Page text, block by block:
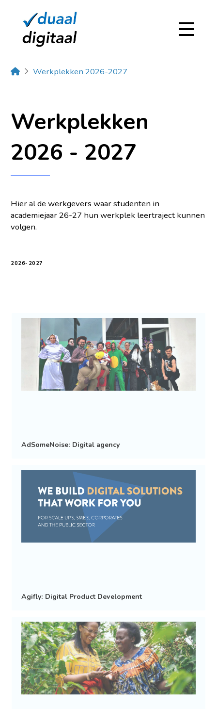
HomeWerkplekken 2026-2027
Werkplekken
2026 - 2027
Hier al de werkgevers waar studenten in
academiejaar 26-27 hun werkplek leertraject kunnen
volgen.
2026-2027
AdSomeNoise: Digital agency
Agifly: Digital Product Development